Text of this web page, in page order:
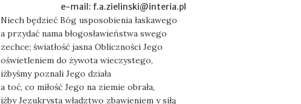
e-mail: f.a.zielinski@interia.pl
Niech będzieć Bóg usposobienia łaskawego
a przydać nama błogosławieństwa swego
zechce; światłość jasna Obliczności Jego
oświetleniem do żywota wieczystego,
iżbyśmy poznali Jego działa
a toć, co miłość Jego na ziemie obrała,
iżby Jezukrysta władztwo zbawieniem y siłą